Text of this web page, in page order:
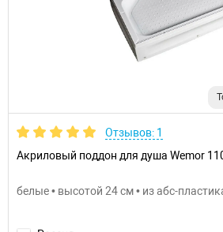
Отзывов: 1
Акриловый поддон для душа Wemor
белые • высотой 24 см • из абс-